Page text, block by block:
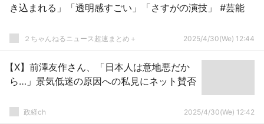
き込まれる」「透明感すごい」「さすがの演技」 #芸能
２ちゃんねるニュース超速まとめ＋ 2025/4/30(We) 12:44
【X】前澤友作さん、「日本人は意地悪だか
ら…」景気低迷の原因への私見にネット賛否
政経ch 2025/4/30(We) 12:42